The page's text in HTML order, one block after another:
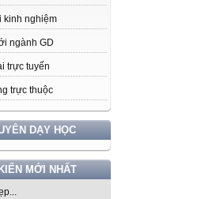
kinh nghiệm
ngành GD
trực tuyến
trực thuộc
DẠY HỌC
MỚI NHẤT